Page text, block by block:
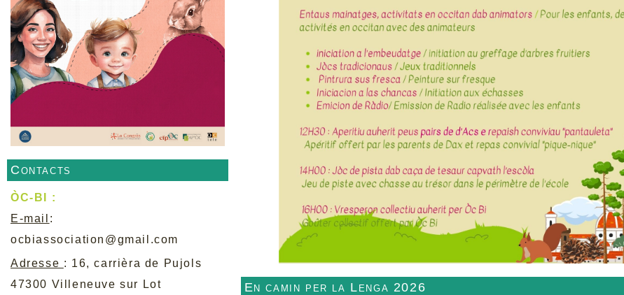
Contacts
ÒC-BI :
E-mail :
ocbiassociation@gmail.com
Adresse : 16, carrièra de Pujols
47300 Villeneuve sur Lot
En camin per la Lenga 2026